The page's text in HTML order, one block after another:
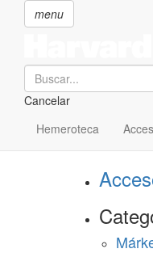
menu
Search
Cancelar
Hemeroteca